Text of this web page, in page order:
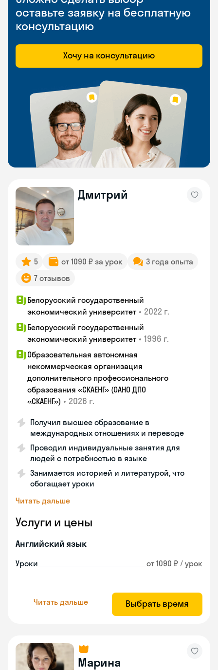
оставьте заявку на бесплатную
консультацию
Хочу на консультацию
Дмитрий
5 от 1090 ₽ за урок
3 года опыта
7 отзывов
Белорусский государственный
экономический университет • 2022 г.
Белорусский государственный
экономический университет • 1996 г.
Образовательная автономная
некоммерческая организация
дополнительного профессионального
образования «СКАЕНГ» (ОАНО ДПО
«СКАЕНГ») • 2026 г.
Получил высшее образование в
международных отношениях и переводе
Проводил индивидуальные занятия для
людей с потребностью в языке
Занимается историей и литературой, что
обогащает уроки
Читать дальше
Услуги и цены
Английский язык
Уроки от 1090 ₽ / урок
Читать дальше Выбрать время
Марина